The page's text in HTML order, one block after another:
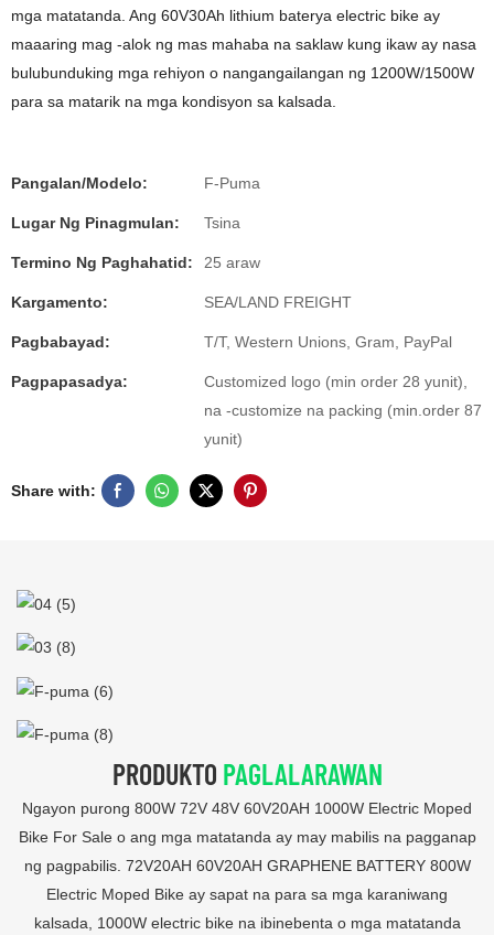
mga matatanda. Ang 60V30Ah lithium baterya electric bike ay
maaaring mag -alok ng mas mahaba na saklaw kung ikaw ay nasa
bulubunduking mga rehiyon o nangangailangan ng 1200W/1500W
para sa matarik na mga kondisyon sa kalsada.
Pangalan/Modelo: F-Puma
Lugar Ng Pinagmulan: Tsina
Termino Ng Paghahatid: 25 araw
Kargamento: SEA/LAND FREIGHT
Pagbabayad: T/T, Western Unions, Gram, PayPal
Pagpapasadya:
Customized logo (min order 28 yunit),
na -customize na packing (min.order 87
yunit)
Share with:
PRODUKTO PAGLALARAWAN
Ngayon purong 800W 72V 48V 60V20AH 1000W Electric Moped
Bike For Sale o ang mga matatanda ay may mabilis na pagganap
ng pagpabilis. 72V20AH 60V20AH GRAPHENE BATTERY 800W
Electric Moped Bike ay sapat na para sa mga karaniwang
kalsada, 1000W electric bike na ibinebenta o mga matatanda